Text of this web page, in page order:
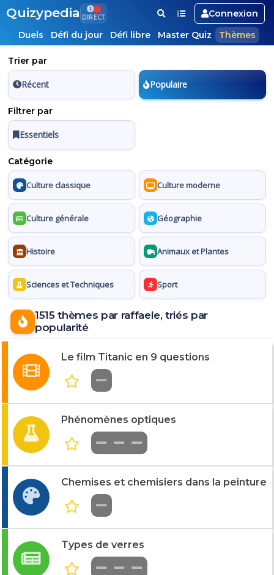
Quizypedia DIRECT
Connexion
Duels
Défi du jour Défi libre Master Quiz Thèmes
Trier par
Récent Populaire
Filtrer par
Essentiels
Catégorie
Culture classique Culture moderne
Culture générale Géographie
Histoire Animaux et Plantes
Sciences et Techniques Sport
1515 thèmes par raffaele, triés par
popularité
Le film Titanic en 9 questions
Phénomènes optiques
Chemises et chemisiers dans la peinture
Types de verres